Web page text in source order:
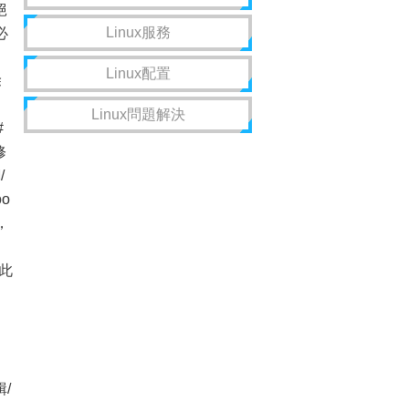
/
Linux服務
Linux配置
Linux問題解決